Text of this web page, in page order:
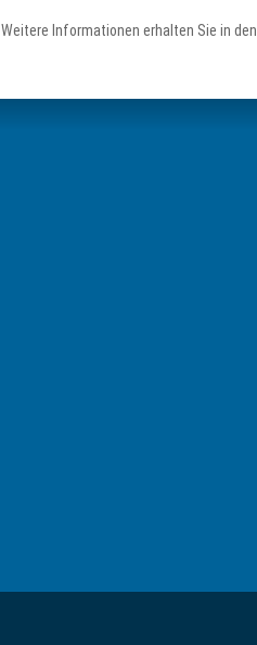
Informationen erhalten Sie in den